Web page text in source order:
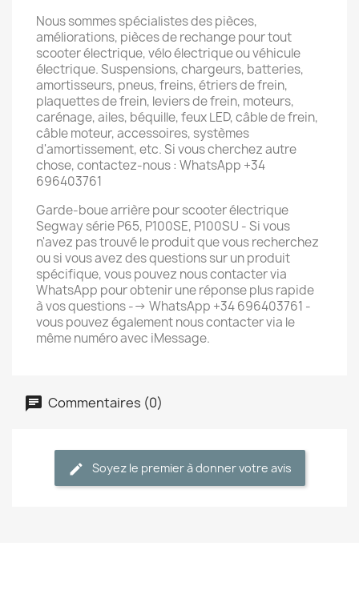
Nous sommes spécialistes des pièces,
améliorations, pièces de rechange pour tout
scooter électrique, vélo électrique ou véhicule
électrique. Suspensions, chargeurs, batteries,
amortisseurs, pneus, freins, étriers de frein,
plaquettes de frein, leviers de frein, moteurs,
carénage, ailes, béquille, feux LED, câble de frein,
câble moteur, accessoires, systèmes
d'amortissement, etc. Si vous cherchez autre
chose, contactez-nous : WhatsApp +34
696403761
Garde-boue arrière pour scooter électrique
Segway série P65, P100SE, P100SU - Si vous
n'avez pas trouvé le produit que vous recherchez
ou si vous avez des questions sur un produit
spécifique, vous pouvez nous contacter via
WhatsApp pour obtenir une réponse plus rapide
à vos questions --> WhatsApp +34 696403761 -
vous pouvez également nous contacter via le
même numéro avec iMessage.
Commentaires (0)
Soyez le premier à donner votre avis